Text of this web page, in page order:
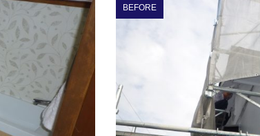
BEFORE